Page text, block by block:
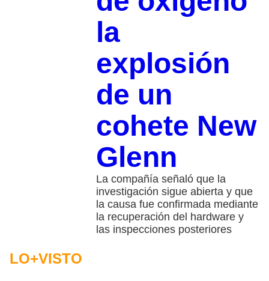
la
explosión
de un
cohete New
Glenn
La compañía señaló que la
investigación sigue abierta y que
la causa fue confirmada mediante
la recuperación del hardware y
las inspecciones posteriores
LO+VISTO